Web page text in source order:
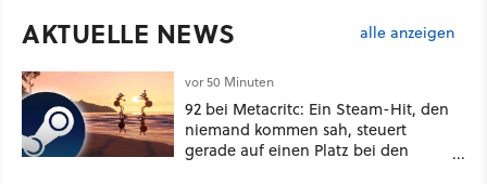
AKTUELLE NEWS alle anzeigen
vor 50 Minuten
92 bei Metacritc: Ein Steam-Hit, den
niemand kommen sah, steuert
gerade auf einen Platz bei den